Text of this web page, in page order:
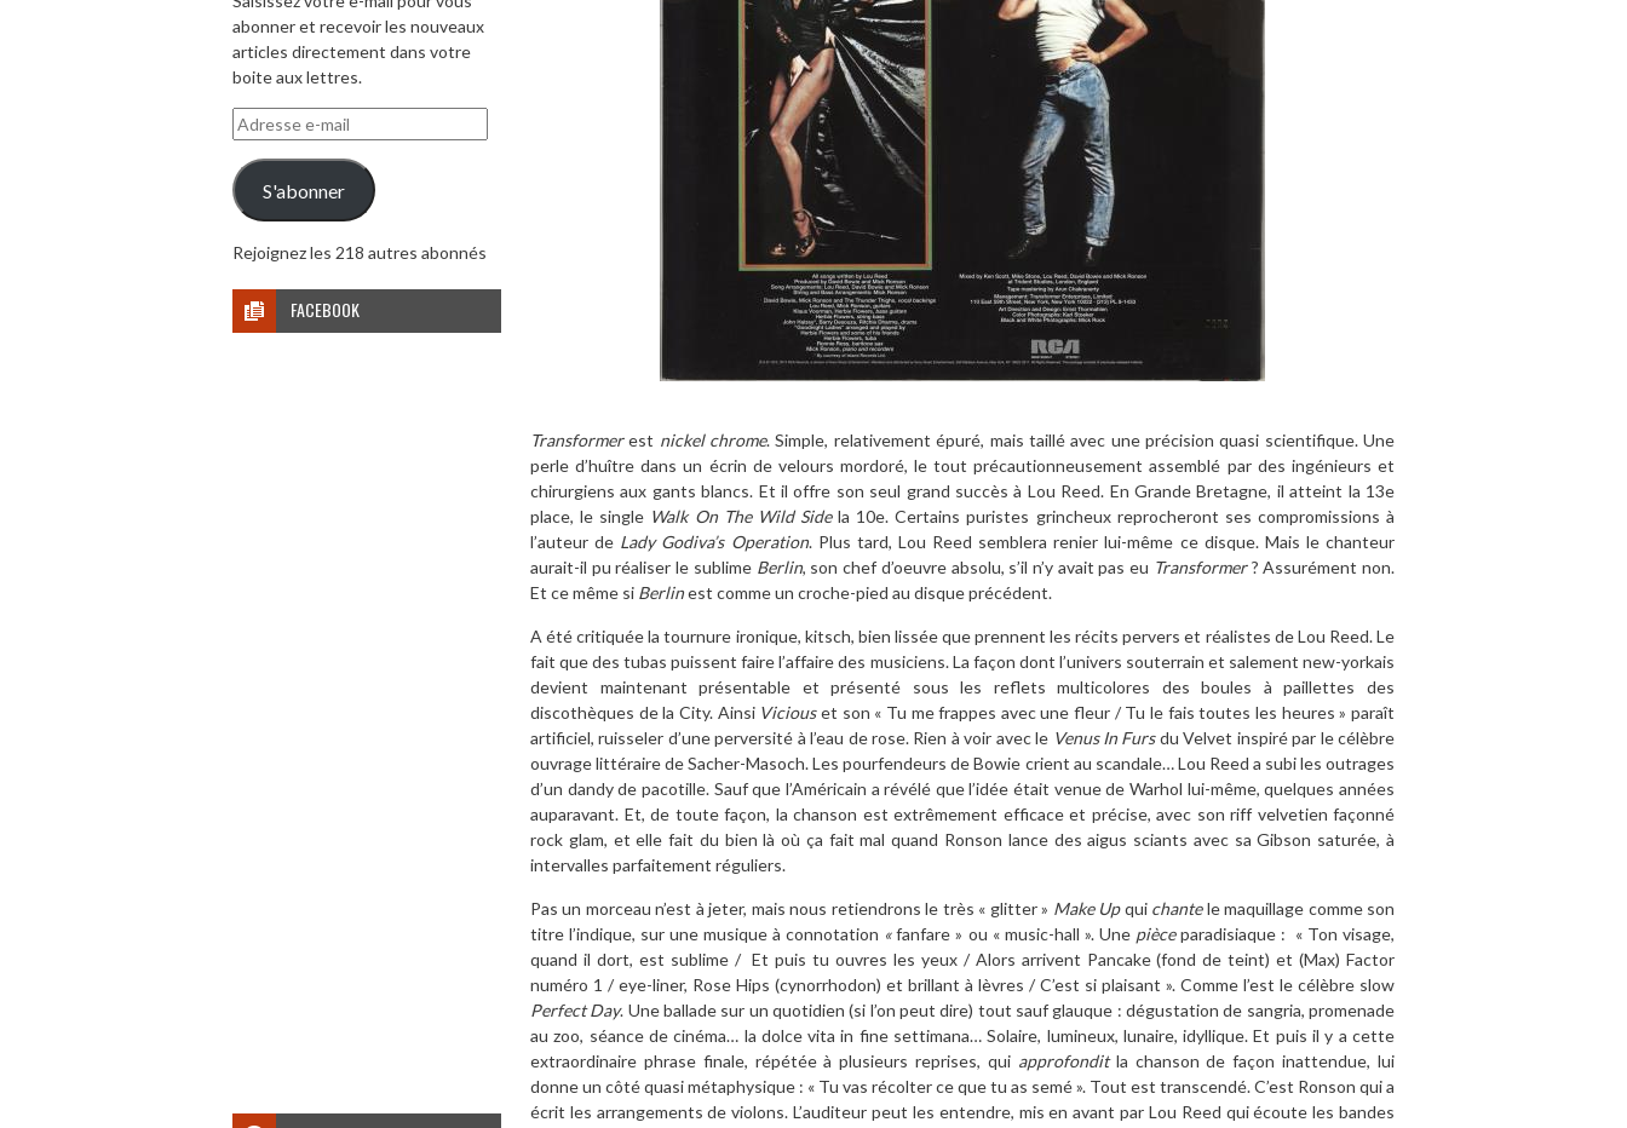
Transformerest nickel chrome. Simple, relativement épuré, mais taillé avec une précision quasi scientifique. Une
perle d’huître dans un écrin de velours mordoré, le tout précautionneusement assemblé par des ingénieurs et
chirurgiens aux gants blancs. Et il offre son seul grand succès à Lou Reed. En Grande Bretagne, il atteint la 13e
place, le single Walk On The Wild Sidela 10e. Certains puristes grincheux reprocheront ses compromissions à
l’auteur de Lady Godiva’s Operation. Plus tard, Lou Reed semblera renier lui-même ce disque. Mais le chanteur
aurait-il pu réaliser le sublime Berlin, son chef d’oeuvre absolu, s’il n’y avait pas eu Transformer? Assurément non.
Et ce même si Berlinest comme un croche-pied au disque précédent.
A été critiquée la tournure ironique, kitsch, bien lissée que prennent les récits pervers et réalistes de Lou Reed. Le
fait que des tubas puissent faire l’affaire des musiciens. La façon dont l’univers souterrain et salement new-yorkais
devient maintenant présentable et présenté sous les reflets multicolores des boules à paillettes des
discothèques de la City. Ainsi Viciouset son « Tu me frappes avec une fleur / Tu le fais toutes les heures » paraît
artificiel, ruisseler d’une perversité à l’eau de rose. Rien à voir avec le Venus In Fursdu Velvet inspiré par le célèbre
ouvrage littéraire de Sacher-Masoch. Les pourfendeurs de Bowie crient au scandale… Lou Reed a subi les outrages
d’un dandy de pacotille. Sauf que l’Américain a révélé que l’idée était venue de Warhol lui-même, quelques années
auparavant. Et, de toute façon, la chanson est extrêmement efficace et précise, avec son riff velvetien façonné
rock glam, et elle fait du bien là où ça fait mal quand Ronson lance des aigus sciants avec sa Gibson saturée, à
intervalles parfaitement réguliers.
Pas un morceau n’est à jeter, mais nous retiendrons le très « glitter » Make Upqui chantele maquillage comme son
titre l’indique, sur une musique à connotation «fanfare » ou « music-hall ». Une pièceparadisiaque : « Ton visage,
quand il dort, est sublime / Et puis tu ouvres les yeux / Alors arrivent Pancake (fond de teint) et (Max) Factor
numéro 1 / eye-liner, Rose Hips (cynorrhodon) et brillant à lèvres / C’est si plaisant ». Comme l’est le célèbre slow
Perfect Day. Une ballade sur un quotidien (si l’on peut dire) tout sauf glauque : dégustation de sangria, promenade
au zoo, séance de cinéma… la dolce vita in fine settimana… Solaire, lumineux, lunaire, idyllique. Et puis il y a cette
extraordinaire phrase finale, répétée à plusieurs reprises, qui approfonditla chanson de façon inattendue, lui
donne un côté quasi métaphysique : « Tu vas récolter ce que tu as semé ». Tout est transcendé. C’est Ronson qui a
écrit les arrangements de violons. L’auditeur peut les entendre, mis en avant par Lou Reed qui écoute les bandes
abonner et recevoir les nouveaux
articles directement dans votre
boite aux lettres.
Adresse
e-
mail
S'abonner
Rejoignez les 218 autres abonnés
FACEBOOK